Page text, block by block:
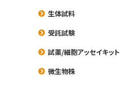
生体試料
受託試験
試薬/細胞アッセイキット
微生物株